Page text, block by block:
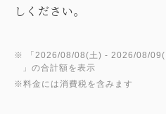
しください。
※ 「 2026/08/08(土) - 2026/08/09(
」の合計額を表示
※料金には消費税を含みます